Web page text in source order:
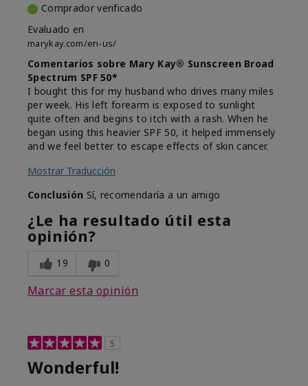
Comprador verificado
Evaluado en
marykay.com/en-us/
Comentarios sobre Mary Kay® Sunscreen Broad
Spectrum SPF 50*
I bought this for my husband who drives many miles
per week. His left forearm is exposed to sunlight
quite often and begins to itch with a rash. When he
began using this heavier SPF 50, it helped immensely
and we feel better to escape effects of skin cancer.
Mostrar Traducción
Conclusión Sí, recomendaría a un amigo
¿Le ha resultado útil esta
opinión?
19 0
Marcar esta opinión
5
Wonderful!